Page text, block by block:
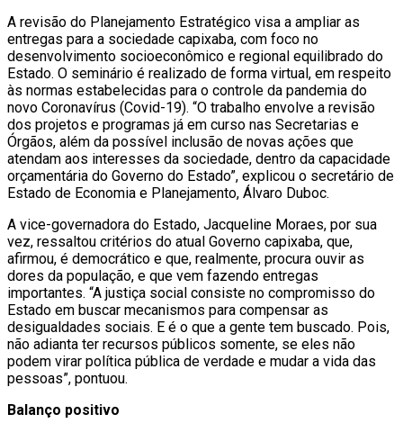
A revisão do Planejamento Estratégico visa a ampliar as
entregas para a sociedade capixaba, com foco no
desenvolvimento socioeconômico e regional equilibrado do
Estado. O seminário é realizado de forma virtual, em respeito
às normas estabelecidas para o controle da pandemia do
novo Coronavírus (Covid-19). “O trabalho envolve a revisão
dos projetos e programas já em curso nas Secretarias e
Órgãos, além da possível inclusão de novas ações que
atendam aos interesses da sociedade, dentro da capacidade
orçamentária do Governo do Estado”, explicou o secretário de
Estado de Economia e Planejamento, Álvaro Duboc.
A vice-governadora do Estado, Jacqueline Moraes, por sua
vez, ressaltou critérios do atual Governo capixaba, que,
afirmou, é democrático e que, realmente, procura ouvir as
dores da população, e que vem fazendo entregas
importantes. “A justiça social consiste no compromisso do
Estado em buscar mecanismos para compensar as
desigualdades sociais. E é o que a gente tem buscado. Pois,
não adianta ter recursos públicos somente, se eles não
podem virar política pública de verdade e mudar a vida das
pessoas”, pontuou.
Balanço positivo